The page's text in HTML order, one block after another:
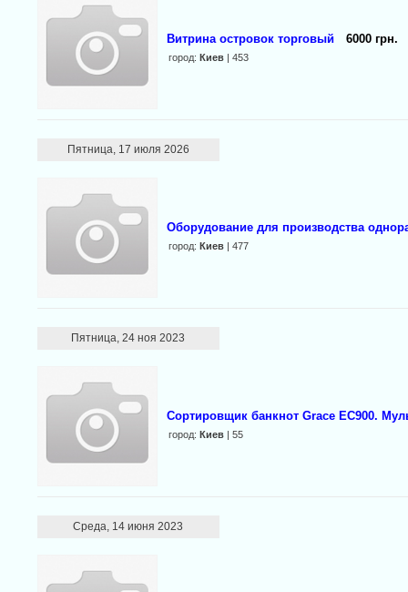
Витрина островок торговый 6000 грн.
город: Киев| 453
Пятница, 17 июля 2026
Оборудование для производства
город: Киев| 477
Пятница, 24 ноя 2023
Сортировщик банкнот Grace EC900.
город: Киев| 55
Среда, 14 июня 2023